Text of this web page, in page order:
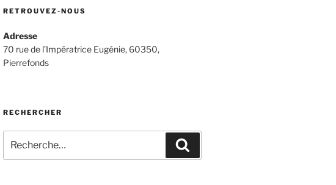
RETROUVEZ-NOUS
Adresse
70 rue de l’Impératrice Eugénie, 60350,
Pierrefonds
RECHERCHER
pour
: